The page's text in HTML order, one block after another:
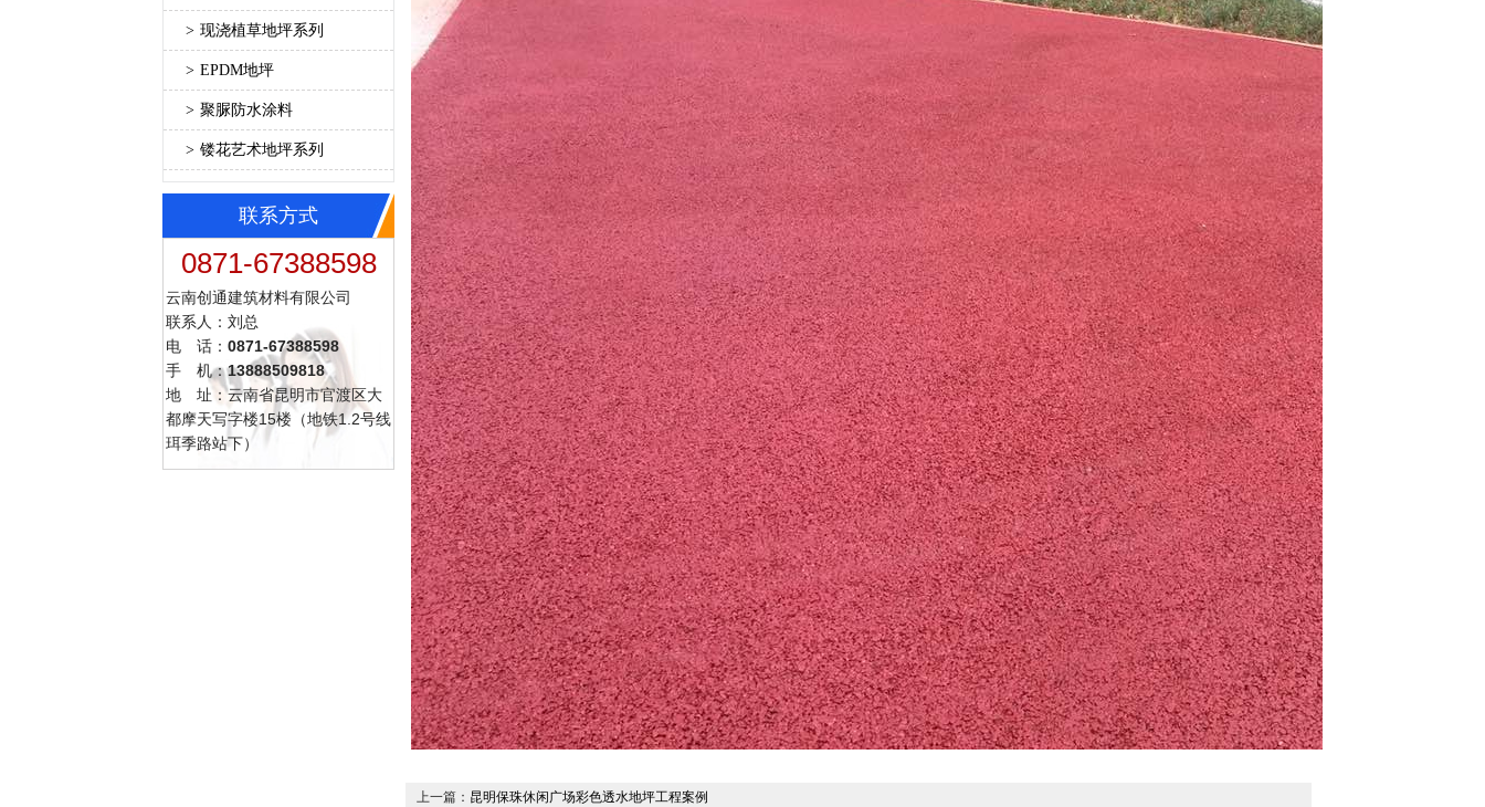
> 现浇植草地坪系列
> EPDM地坪
> 聚脲防水涂料
> 镂花艺术地坪系列
联系方式
0871-67388598
云南创通建筑材料有限公司
联系人：刘总
电 话： 0871-67388598
手 机：13888509818
地 址：云南省昆明市官渡区大
都摩天写字楼15楼（地铁1.2号线
珥季路站下）
上一篇： 昆明保珠休闲广场彩色透水地坪工程案例